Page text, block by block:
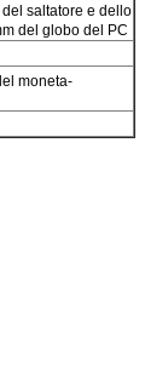
saltatore e dello
del globo del PC
moneta-